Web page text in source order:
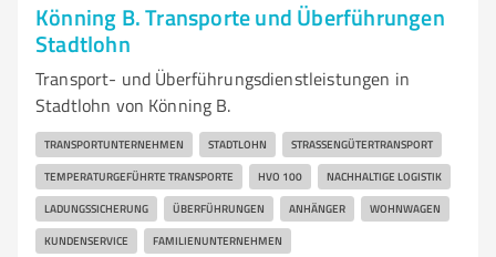
Könning B. Transporte und Überführungen
Stadtlohn
Transport- und Überführungsdienstleistungen in
Stadtlohn von Könning B.
TRANSPORTUNTERNEHMEN STADTLOHN STRASSENGÜTERTRANSPORT
TEMPERATURGEFÜHRTE TRANSPORTE HVO 100 NACHHALTIGE LOGISTIK
LADUNGSSICHERUNG ÜBERFÜHRUNGEN ANHÄNGER WOHNWAGEN
KUNDENSERVICE FAMILIENUNTERNEHMEN